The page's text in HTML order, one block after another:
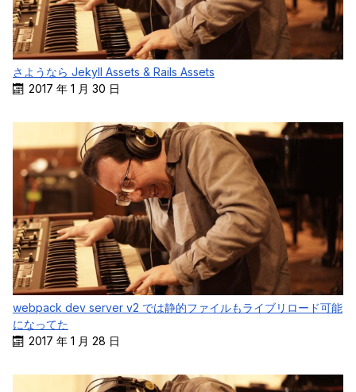
さようなら Jekyll Assets & Rails Assets
2017 年 1 月 30 日
webpack dev server v2 では静的ファイルもライブリロード可能
になってた
2017 年 1 月 28 日